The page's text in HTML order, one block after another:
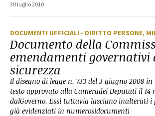
30 luglio 2010
DOCUMENTI UFFICIALI - DIRITTO PERSONE,
Documento della
emendamenti
sicurezza
Il disegno di legge n. 733 del 3 giugno 2008
testo approvato alla Cameradei Deputati il
dalGoverno. Essi tuttavia lasciano inalterati
già evidenziati in numerosidocumenti